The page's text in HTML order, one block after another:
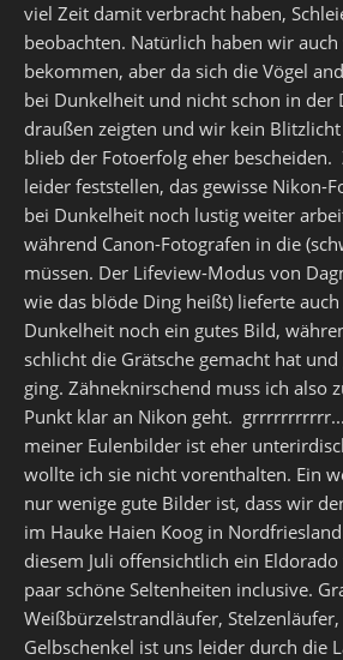
viel Zeit damit verbracht haben,
beobachten. Natürlich haben wir
bekommen, aber da sich die Vögel
bei Dunkelheit und nicht schon in der
draußen zeigten und wir kein
blieb der Fotoerfolg eher bescheiden.
leider feststellen, das gewisse Nikon-
bei Dunkelheit noch lustig weiter
während Canon-Fotografen in die
müssen. Der Lifeview-Modus von
wie das blöde Ding heißt) lieferte
Dunkelheit noch ein gutes Bild,
schlicht die Grätsche gemacht hat
ging. Zähneknirschend muss ich also
Punkt klar an Nikon geht.
meiner Eulenbilder ist eher
wollte ich sie nicht vorenthalten. Ein
nur wenige gute Bilder ist, dass wir
im Hauke Haien Koog in
diesem Juli offensichtlich ein
paar schöne Seltenheiten inclusive.
Weißbürzelstrandläufer,
Gelbschenkel ist uns leider durch die